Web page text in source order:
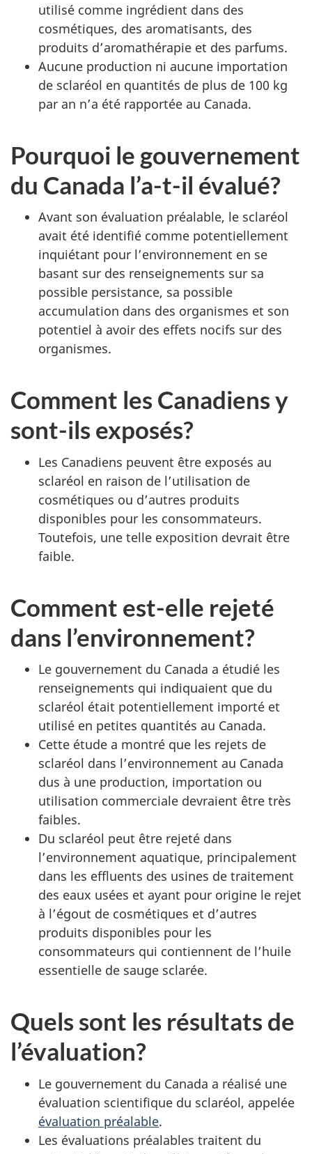
utilisé comme ingrédient dans des
cosmétiques, des aromatisants, des
produits d’aromathérapie et des parfums.
Aucune production ni aucune importation
de sclaréol en quantités de plus de 100 kg
par an n’a été rapportée au Canada.
Pourquoi le gouvernement
du Canada l’a-t-il évalué?
Avant son évaluation préalable, le sclaréol
avait été identifié comme potentiellement
inquiétant pour l’environnement en se
basant sur des renseignements sur sa
possible persistance, sa possible
accumulation dans des organismes et son
potentiel à avoir des effets nocifs sur des
organismes.
Comment les Canadiens y
sont-ils exposés?
Les Canadiens peuvent être exposés au
sclaréol en raison de l’utilisation de
cosmétiques ou d’autres produits
disponibles pour les consommateurs.
Toutefois, une telle exposition devrait être
faible.
Comment est-elle rejeté
dans l’environnement?
Le gouvernement du Canada a étudié les
renseignements qui indiquaient que du
sclaréol était potentiellement importé et
utilisé en petites quantités au Canada.
Cette étude a montré que les rejets de
sclaréol dans l’environnement au Canada
dus à une production, importation ou
utilisation commerciale devraient être très
faibles.
Du sclaréol peut être rejeté dans
l’environnement aquatique, principalement
dans les effluents des usines de traitement
des eaux usées et ayant pour origine le rejet
à l’égout de cosmétiques et d’autres
produits disponibles pour les
consommateurs qui contiennent de l’huile
essentielle de sauge sclarée.
Quels sont les résultats de
l’évaluation?
Le gouvernement du Canada a réalisé une
évaluation scientifique du sclaréol, appelée
évaluation préalable.
Les évaluations préalables traitent du